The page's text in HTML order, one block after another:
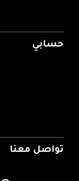
حسابي
تواصل معنا